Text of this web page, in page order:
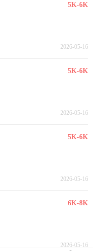
5K-6K
2026-05-16
5K-6K
2026-05-16
5K-6K
2026-05-16
6K-8K
2026-05-16